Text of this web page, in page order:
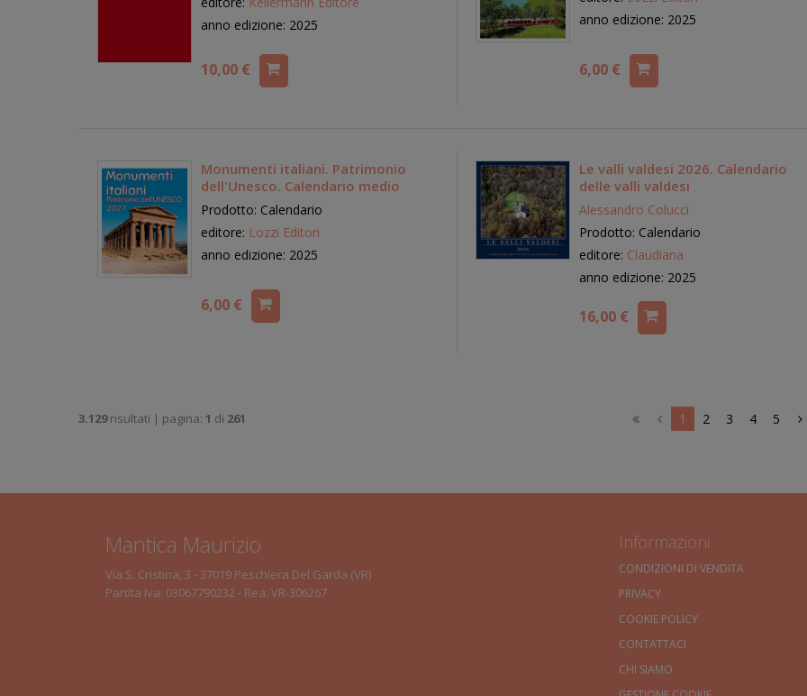
anno edizione: 2025
10,00 €
anno edizione: 2025
6,00 €
Monumenti italiani. Patrimonio
dell'Unesco. Calendario medio
Prodotto: Calendario
editore: Lozzi Editori
anno edizione: 2025
6,00 €
Le valli valdesi 2026. Calendario
delle valli valdesi
Alessandro Colucci
Prodotto: Calendario
editore: Claudiana
anno edizione: 2025
16,00 €
3.129risultati | pagina: 1 di 261 1 2 3 4 5
Mantica Maurizio
Via S. Cristina, 3 - 37019 Peschiera Del Garda (VR)
Partita Iva: 03067790232 - Rea: VR-306267
Informazioni
CONDIZIONI DI VENDITA
PRIVACY
COOKIE POLICY
CONTATTACI
CHI SIAMO